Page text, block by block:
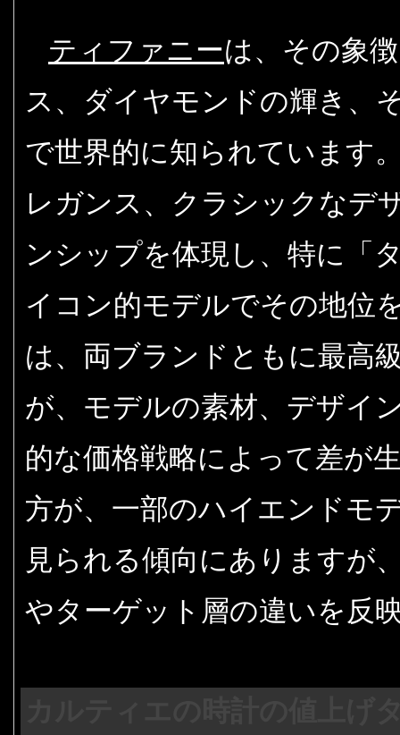
ティファニーは、その象
ス、ダイヤモンドの輝き、
で世界的に知られています
レガンス、クラシックなデ
ンシップを体現し、特に「
イコン的モデルでその地位
は、両ブランドともに最高
が、モデルの素材、デザイ
的な価格戦略によって差が
方が、一部のハイエンドモ
見られる傾向にありますが
やターゲット層の違いを反